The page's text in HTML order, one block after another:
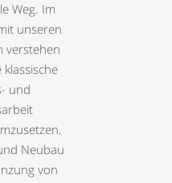
Weg. Im
unseren
verstehen
und
Neubau
von